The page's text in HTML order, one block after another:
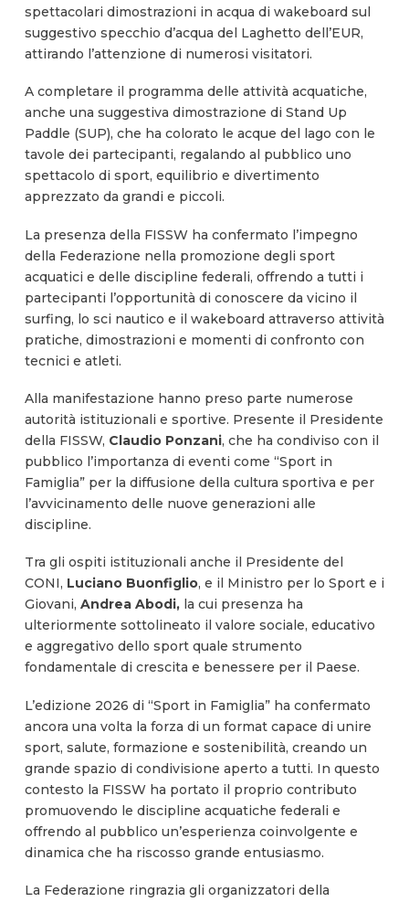
spettacolari dimostrazioni in acqua di wakeboard sul
suggestivo specchio d’acqua del Laghetto dell’EUR,
attirando l’attenzione di numerosi visitatori.
A completare il programma delle attività acquatiche,
anche una suggestiva dimostrazione di Stand Up
Paddle (SUP), che ha colorato le acque del lago con le
tavole dei partecipanti, regalando al pubblico uno
spettacolo di sport, equilibrio e divertimento
apprezzato da grandi e piccoli.
La presenza della FISSW ha confermato l’impegno
della Federazione nella promozione degli sport
acquatici e delle discipline federali, offrendo a tutti i
partecipanti l’opportunità di conoscere da vicino il
surfing, lo sci nautico e il wakeboard attraverso attività
pratiche, dimostrazioni e momenti di confronto con
tecnici e atleti.
Alla manifestazione hanno preso parte numerose
autorità istituzionali e sportive. Presente il Presidente
della FISSW, Claudio Ponzani, che ha condiviso con il
pubblico l’importanza di eventi come “Sport in
Famiglia” per la diffusione della cultura sportiva e per
l’avvicinamento delle nuove generazioni alle
discipline.
Tra gli ospiti istituzionali anche il Presidente del
CONI, Luciano Buonfiglio, e il Ministro per lo Sport e i
Giovani, Andrea Abodi,la cui presenza ha
ulteriormente sottolineato il valore sociale, educativo
e aggregativo dello sport quale strumento
fondamentale di crescita e benessere per il Paese.
L’edizione 2026 di “Sport in Famiglia” ha confermato
ancora una volta la forza di un format capace di unire
sport, salute, formazione e sostenibilità, creando un
grande spazio di condivisione aperto a tutti. In questo
contesto la FISSW ha portato il proprio contributo
promuovendo le discipline acquatiche federali e
offrendo al pubblico un’esperienza coinvolgente e
dinamica che ha riscosso grande entusiasmo.
La Federazione ringrazia gli organizzatori della